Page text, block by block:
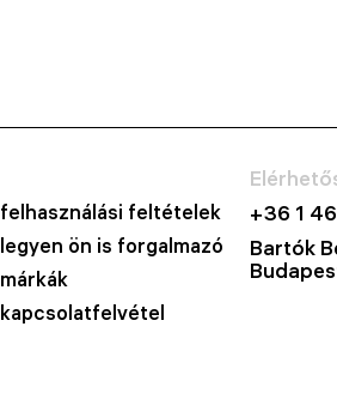
felhasználási feltételek
legyen ön is forgalmazó
márkák
kapcsolatfelvétel
+36 1
Bartók